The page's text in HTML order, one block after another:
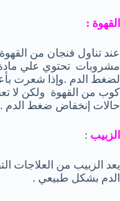
القهوة :
عند تناول فنجان من
مشروبات تحتوي علي مادة
لضغط الدم .وإذا شعرت
كوب من القهوة ولكن لا
حالات إنخفاض ضغط الدم .
الزبيب :
يعد الزبيب من العلاجات
الدم بشكل طبيعي .